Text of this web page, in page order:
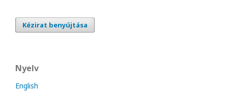
Kézirat benyújtása
Nyelv
English